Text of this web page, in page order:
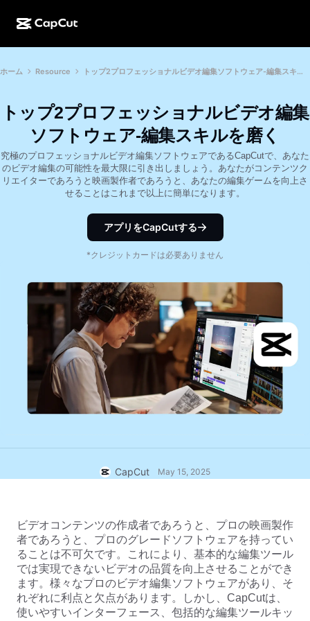
CapCutデスクトップ
CapCutオンライン
CapCut Pad
CapCutモバイル
Dreamina AI
AI作成
動画スタジオ
AI動画ジェネレーター
AI画像ジェネレーター
AI画像補正ツール
Dreamina Seedance 2.5
Gemini Omni
テキストとオーディオ
自動キャプション
キャプションテンプレート
テキスト読み上げ
声を加工
ノイズ軽減
画像
機能
動画エディター＆ジェネレーター
画像エディター＆ジェネレーター
音声ジェネレーター＆エディター
ソーシャルメディア
マーケティング
ライフスタイル＆ブイログ
カスタムデザイン
その他
マーケットトレンド
ピックアップ
テンプレートのトレンドとヒント
その他
ソーシャルメディアのテンプレート
ホリデーのテンプレート
その他
カレンダーのテンプレート
アニバーサリーのテンプレート
エフェクトのテンプレート
ビジネスのテンプレート
産業のテンプレート
振り返りのテンプレート
その他の情報
取り組み
アフィリエイト
クリエイティブパートナープログラム
CapCutクリエイティブキャンパス
ヘルプ
トラストセンター
ヘルプセンター
ニュースルーム
Dreamina Seedance 2.0 Launch
CapCutを起動
ホーム Resource トップ2プロフェッショナルビデオ編集ソフトウェア-編集スキルを磨く
トップ2プロフェッショナルビデオ編集
ソフトウェア-編集スキルを磨く
究極のプロフェッショナルビデオ編集ソフトウェアであるCapCutで、あなた
のビデオ編集の可能性を最大限に引き出しましょう。あなたがコンテンツク
リエイターであろうと映画製作者であろうと、あなたの編集ゲームを向上さ
せることはこれまで以上に簡単になります。
アプリをCapCutする
*クレジットカードは必要ありません
CapCut May 15, 2025
ビデオコンテンツの作成者であろうと、プロの映画製作
者であろうと、プロのグレードソフトウェアを持ってい
ることは不可欠です。これにより、基本的な編集ツール
では実現できないビデオの品質を向上させることができ
ます。様々なプロのビデオ編集ソフトウェアがあり、そ
れぞれに利点と欠点があります。しかし、CapCutは、
使いやすいインターフェース、包括的な編集ツールキッ